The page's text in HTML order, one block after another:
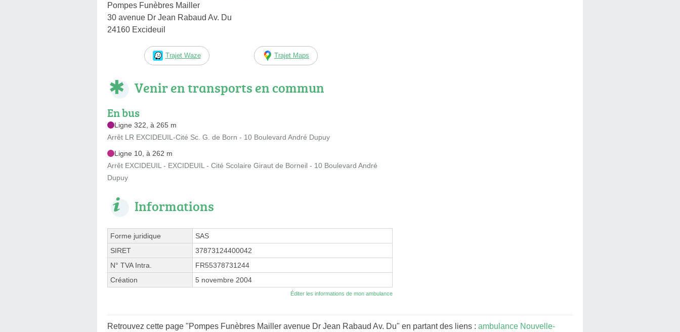
Pompes Funèbres Mailler
30 avenue Dr Jean Rabaud Av. Du
24160 Excideuil
Trajet Waze Trajet Maps
Venir en transports en commun
En bus
Ligne 322, à 265 m
Arrêt LR EXCIDEUIL-Cité Sc. G. de Born - 10 Boulevard André Dupuy
Ligne 10, à 262 m
Arrêt EXCIDEUIL - EXCIDEUIL - Cité Scolaire Giraut de Borneil - 10 Boulevard André
Dupuy
Informations
Forme juridique
SAS
SIRET
37873124400042
N° TVA Intra.
FR55378731244
Création
5 novembre 2004
Éditer les informations de mon ambulance
Retrouvez cette page "Pompes Funèbres Mailler avenue Dr Jean Rabaud Av. Du" en partant des liens : ambulance Nouvelle-